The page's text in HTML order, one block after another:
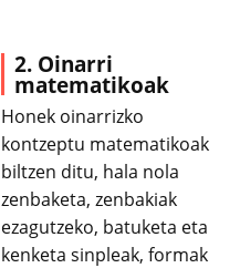
2. Oinarri
matematikoak
Honek oinarrizko
kontzeptu matematikoak
biltzen ditu, hala nola
zenbaketa, zenbakiak
ezagutzeko, batuketa eta
kenketa sinpleak, formak